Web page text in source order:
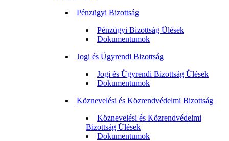
Pénzügyi Bizottság
Pénzügyi Bizottság Ülések
Dokumentumok
Jogi és Ügyrendi Bizottság
Jogi és Ügyrendi Bizottság Ülések
Dokumentumok
Köznevelési és Közrendvédelmi Bizottság
Köznevelési és Közrendvédelmi
Bizottság Ülések
Dokumentumok